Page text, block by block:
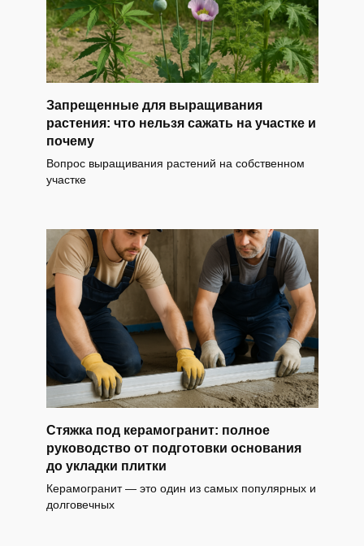
Запрещенные для выращивания
растения: что нельзя сажать на участке и
почему
Вопрос выращивания растений на собственном
участке
Стяжка под керамогранит: полное
руководство от подготовки основания
до укладки плитки
Керамогранит — это один из самых популярных и
долговечных